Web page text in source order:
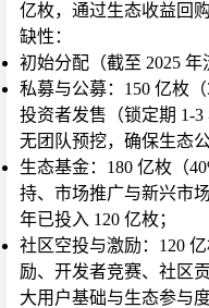
亿枚，通过生态收益回
缺性：
初始分配（截至 2025 年
私募与公募：150 亿枚
投资者发售（锁定期 1-3
无团队预挖，确保生态公
生态基金：180 亿枚（
持、市场推广与新兴市
年已投入 120 亿枚；
社区空投与激励：120
励、开发者竞赛、社区
大用户基础与生态参与度